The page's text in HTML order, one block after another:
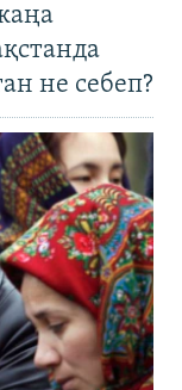
не себеп?